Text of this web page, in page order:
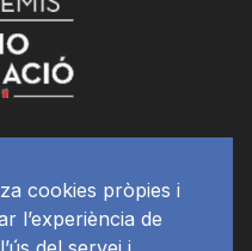
cookies pròpies i
l’experiència de